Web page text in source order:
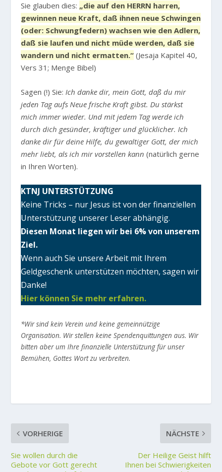
Sie glauben dies: „die auf den HERRN harren,
gewinnen neue Kraft, daß ihnen neue Schwingen
(oder: Schwungfedern) wachsen wie den Adlern,
daß sie laufen und nicht müde werden, daß sie
wandern und nicht ermatten.“ (Jesaja Kapitel 40,
Vers 31; Menge Bibel)
Sagen (!) Sie:Ich danke dir, mein Gott, daß du mir
jeden Tag aufs Neue frische Kraft gibst. Du stärkst
mich immer wieder. Und mit jedem Tag werde ich
durch dich gesünder, kräftiger und glücklicher. Ich
danke dir für deine Hilfe, du gewaltiger Gott, der mich
mehr liebt, als ich mir vorstellen kann (natürlich gerne
in Ihren Worten).
KTNJ UNTERSTÜTZUNG
Keine Tricks – nur Jesus ist von der finanziellen
Unterstützung unserer Leser abhängig.
Diesen Monat liegen wir bei 6% von unserem
Ziel.
Wenn auch Sie unsere Arbeit mit Ihrem
Geldgeschenk unterstützen möchten, sagen wir
Danke!
Hier können Sie mehr erfahren.
*Wir sind kein Verein und keine gemeinnützige
Organisation. Wir stellen keine Spendenquittungen aus. Wir
bitten aber um Ihre finanzielle Unterstützung für unser
Bemühen, Gottes Wort zu verbreiten.
VORHERIGE
Sie wollen durch die
Gebote vor Gott gerecht
NÄCHSTE
Der Heilige Geist hilft
Ihnen bei Schwierigkeiten